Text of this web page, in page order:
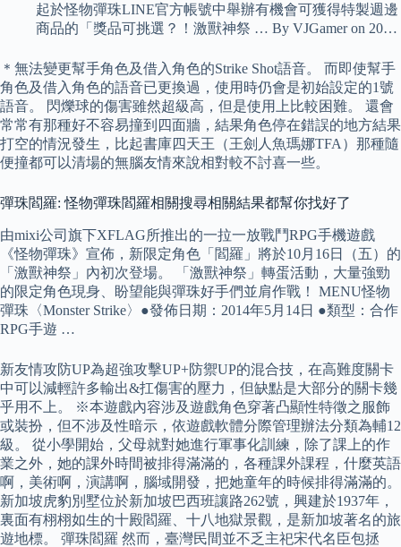
起於怪物彈珠LINE官方帳號中舉辦有機會可獲得特製週邊
商品的「獎品可挑選？！激獸神祭 … By VJGamer on 20…
＊無法變更幫手角色及借入角色的Strike Shot語音。 而即使幫手
角色及借入角色的語音已更換過，使用時仍會是初始設定的1號
語音。 閃爍球的傷害雖然超級高，但是使用上比較困難。 還會
常常有那種好不容易撞到四面牆，結果角色停在錯誤的地方結果
打空的情況發生，比起書庫四天王（王劍人魚瑪娜TFA）那種隨
便撞都可以清場的無腦友情來說相對較不討喜一些。
彈珠閻羅: 怪物彈珠閻羅相關搜尋相關結果都幫你找好了
由mixi公司旗下XFLAG所推出的一拉一放戰鬥RPG手機遊戲
《怪物彈珠》宣佈，新限定角色「閻羅」將於10月16日（五）的
「激獸神祭」內初次登場。 「激獸神祭」轉蛋活動，大量強勁
的限定角色現身、盼望能與彈珠好手們並肩作戰！ MENU怪物
彈珠〈Monster Strike〉●發佈日期：2014年5月14日 ●類型：合作
RPG手遊 …
新友情攻防UP為超強攻擊UP+防禦UP的混合技，在高難度關卡
中可以減輕許多輸出&扛傷害的壓力，但缺點是大部分的關卡幾
乎用不上。 ※本遊戲內容涉及遊戲角色穿著凸顯性特徵之服飾
或裝扮，但不涉及性暗示，依遊戲軟體分際管理辦法分類為輔12
級。 從小學開始，父母就對她進行軍事化訓練，除了課上的作
業之外，她的課外時間被排得滿滿的，各種課外課程，什麼英語
啊，美術啊，演講啊，腦域開發，把她童年的時候排得滿滿的。
新加坡虎豹別墅位於新加坡巴西班讓路262號，興建於1937年，
裏面有栩栩如生的十殿閻羅、十八地獄景觀，是新加坡著名的旅
遊地標。 彈珠閻羅 然而，臺灣民間並不乏主祀宋代名臣包拯